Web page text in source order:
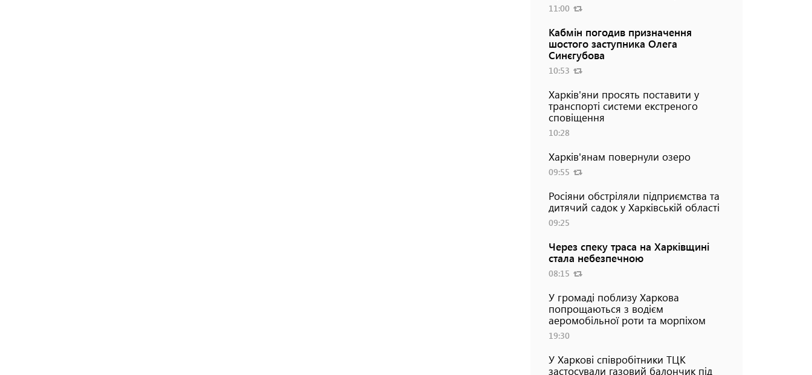
11:00
Кабмін погодив призначення
шостого заступника Олега
Синєгубова
10:53
Харків'яни просять поставити у
транспорті системи екстреного
сповіщення
10:28
Харків'янам повернули озеро
09:55
Росіяни обстріляли підприємства та
дитячий садок у Харківській області
09:25
Через спеку траса на Харківщині
стала небезпечною
08:15
У громаді поблизу Харкова
попрощаються з водієм
аеромобільної роти та морпіхом
19:30
У Харкові співробітники ТЦК
застосували газовий балончик під